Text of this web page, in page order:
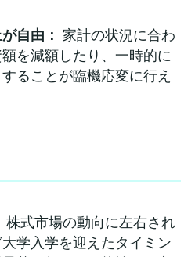
自由：
家計の状況に合わ
を減額したり、一時的に
ることが臨機応変に行え
株式市場の動向に左右され
学入学を迎えたタイミン